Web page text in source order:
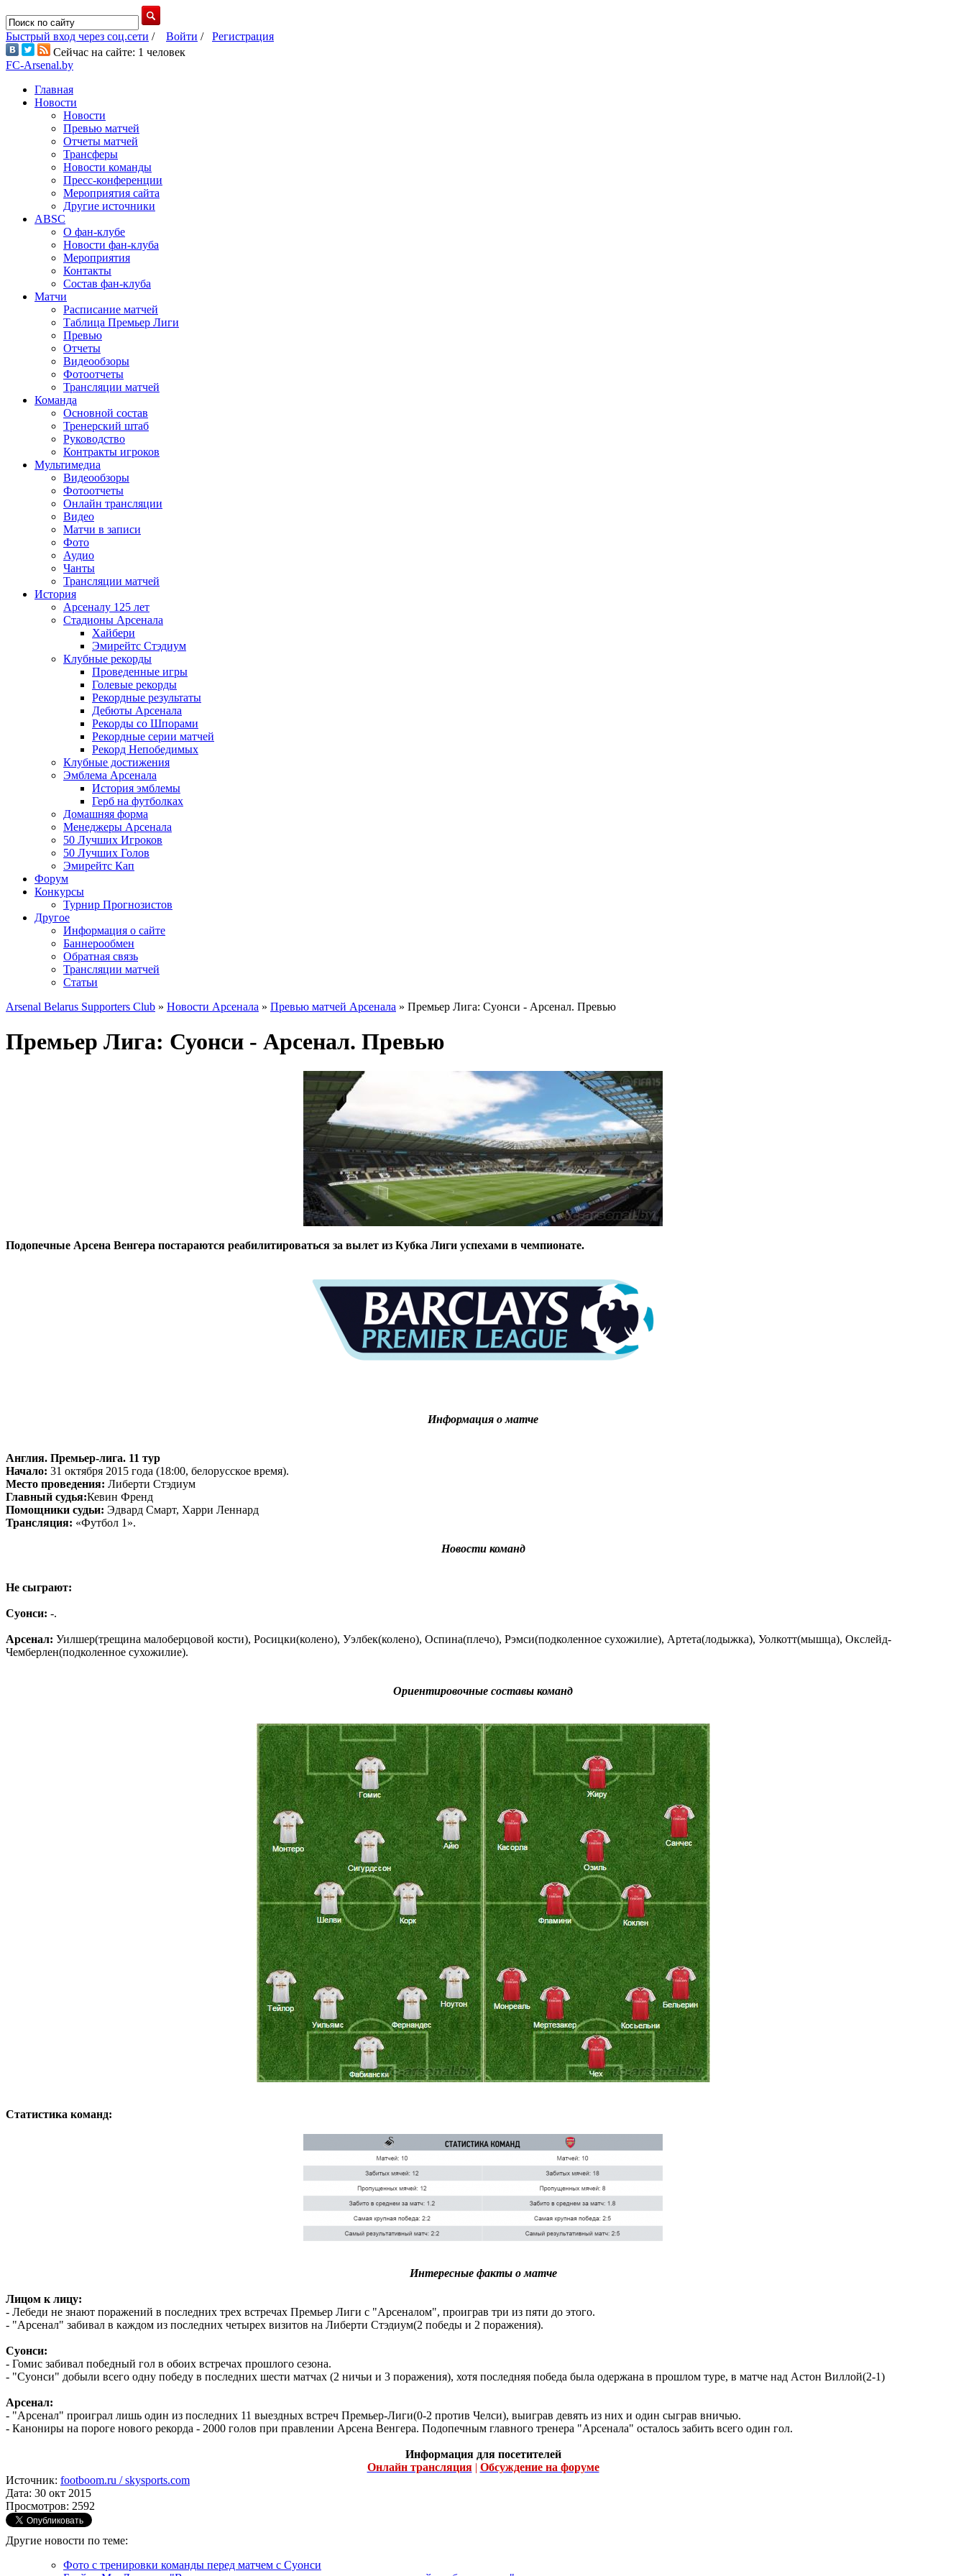
Быстрый вход через соц.сети / Войти / Регистрация
Сейчас на сайте: 1 человек
FC-Arsenal.by
Главная
Новости
Новости
Превью матчей
Отчеты матчей
Трансферы
Новости команды
Пресс-конференции
Мероприятия сайта
Другие источники
ABSC
О фан-клубе
Новости фан-клуба
Мероприятия
Контакты
Состав фан-клуба
Матчи
Расписание матчей
Таблица Премьер Лиги
Превью
Отчеты
Видеообзоры
Фотоотчеты
Трансляции матчей
Команда
Основной состав
Тренерский штаб
Руководство
Контракты игроков
Мультимедиа
Видеообзоры
Фотоотчеты
Онлайн трансляции
Видео
Матчи в записи
Фото
Аудио
Чанты
Трансляции матчей
История
Арсеналу 125 лет
Стадионы Арсенала
Хайбери
Эмирейтс Стэдиум
Клубные рекорды
Проведенные игры
Голевые рекорды
Рекордные результаты
Дебюты Арсенала
Рекорды со Шпорами
Рекордные серии матчей
Рекорд Непобедимых
Клубные достижения
Эмблема Арсенала
История эмблемы
Герб на футболках
Домашняя форма
Менеджеры Арсенала
50 Лучших Игроков
50 Лучших Голов
Эмирейтс Кап
Форум
Конкурсы
Турнир Прогнозистов
Другое
Информация о сайте
Баннерообмен
Обратная связь
Трансляции матчей
Статьи
Arsenal Belarus Supporters Club » Новости Арсенала » Превью матчей Арсенала » Премьер Лига: Суонси - Арсенал. Превью
Премьер Лига: Суонси - Арсенал. Превью
Подопечные Арсена Венгера постараются реабилитироваться за вылет из Кубка Лиги успехами в чемпионате.
Информация о матче
Англия. Премьер-лига. 11 тур
Начало: 31 октября 2015 года (18:00, белорусское время).
Место проведения: Либерти Стэдиум
Главный судья:Кевин Френд
Помощники судьи: Эдвард Смарт, Харри Леннард
Трансляция: «Футбол 1».
Новости команд
Не сыграют:
Суонси: -.
Арсенал: Уилшер(трещина малоберцовой кости), Росицки(колено), Уэлбек(колено), Оспина(плечо), Рэмси(подколенное сухожилие), Артета(лодыжка), Уолкотт(мышца), Окслейд-
Чемберлен(подколенное сухожилие).
Ориентировочные составы команд
Статистика команд:
Интересные факты о матче
Лицом к лицу:
- Лебеди не знают поражений в последних трех встречах Премьер Лиги с "Арсеналом", проиграв три из пяти до этого.
- "Арсенал" забивал в каждом из последних четырех визитов на Либерти Стэдиум(2 победы и 2 поражения).
Суонси:
- Гомис забивал победный гол в обоих встречах прошлого сезона.
- "Суонси" добыли всего одну победу в последних шести матчах (2 ничьи и 3 поражения), хотя последняя победа была одержана в прошлом туре, в матче над Астон Виллой(2-1)
Арсенал:
- "Арсенал" проиграл лишь один из последних 11 выездных встреч Премьер-Лиги(0-2 против Челси), выиграв девять из них и один сыграв вничью.
- Канониры на пороге нового рекорда - 2000 голов при правлении Арсена Венгера. Подопечным главного тренера "Арсенала" осталось забить всего один гол.
Информация для посетителей
Онлайн трансляция| Обсуждение на форуме
Источник: footboom.ru / skysports.com
Дата: 30 окт 2015
Просмотров: 2592
Другие новости по теме:
Фото с тренировки команды перед матчем с Суонси